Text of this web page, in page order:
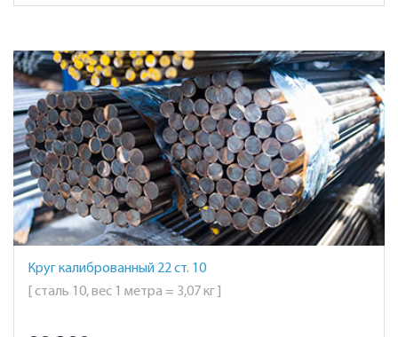
Круг калиброванный 22 ст. 10
[ сталь 10, вес 1 метра = 3,07 кг ]